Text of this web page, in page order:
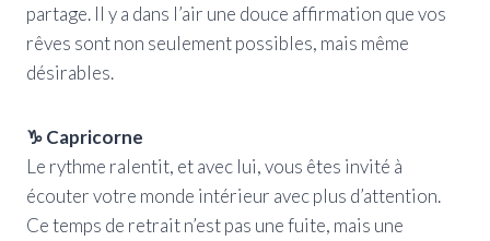
partage. Il y a dans l’air une douce affirmation que vos
rêves sont non seulement possibles, mais même
désirables.
♑ Capricorne
Le rythme ralentit, et avec lui, vous êtes invité à
écouter votre monde intérieur avec plus d’attention.
Ce temps de retrait n’est pas une fuite, mais une